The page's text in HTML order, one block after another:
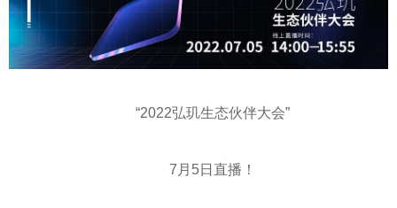
“2022弘玑生态伙伴大会”
7月5日直播！